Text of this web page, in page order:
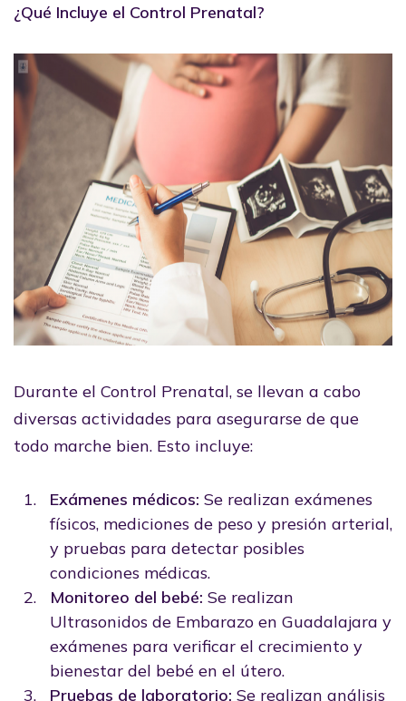
¿Qué Incluye el Control Prenatal?
Durante el Control Prenatal, se llevan a cabo
diversas actividades para asegurarse de que
todo marche bien. Esto incluye:
Exámenes médicos: Se realizan exámenes
físicos, mediciones de peso y presión arterial,
y pruebas para detectar posibles
condiciones médicas.
Monitoreo del bebé: Se realizan
Ultrasonidos de Embarazo en Guadalajara y
exámenes para verificar el crecimiento y
bienestar del bebé en el útero.
Pruebas de laboratorio: Se realizan análisis